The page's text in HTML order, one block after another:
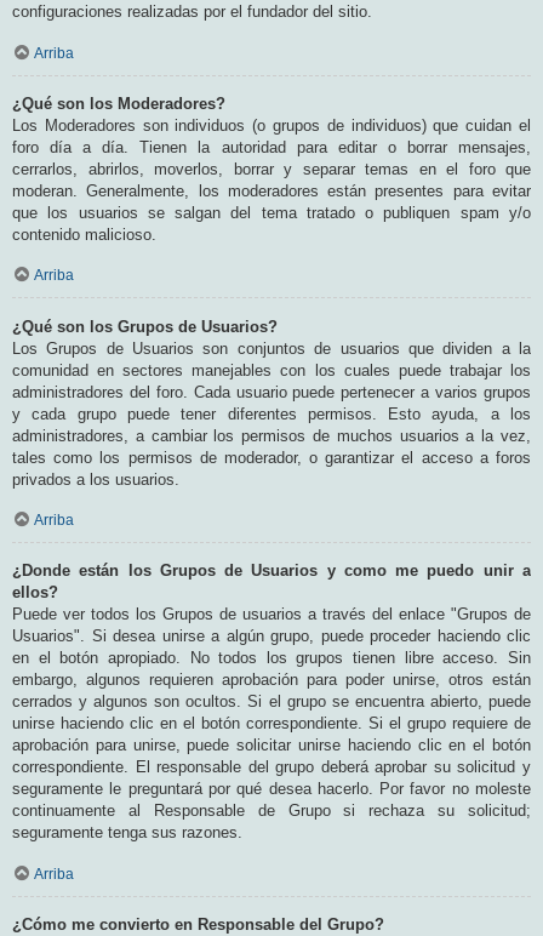
configuraciones realizadas por el fundador del sitio.
Arriba
¿Qué son los Moderadores?
Los Moderadores son individuos (o grupos de individuos) que cuidan el
foro día a día. Tienen la autoridad para editar o borrar mensajes,
cerrarlos, abrirlos, moverlos, borrar y separar temas en el foro que
moderan. Generalmente, los moderadores están presentes para evitar
que los usuarios se salgan del tema tratado o publiquen spam y/o
contenido malicioso.
Arriba
¿Qué son los Grupos de Usuarios?
Los Grupos de Usuarios son conjuntos de usuarios que dividen a la
comunidad en sectores manejables con los cuales puede trabajar los
administradores del foro. Cada usuario puede pertenecer a varios grupos
y cada grupo puede tener diferentes permisos. Esto ayuda, a los
administradores, a cambiar los permisos de muchos usuarios a la vez,
tales como los permisos de moderador, o garantizar el acceso a foros
privados a los usuarios.
Arriba
¿Donde están los Grupos de Usuarios y como me puedo unir a
ellos?
Puede ver todos los Grupos de usuarios a través del enlace "Grupos de
Usuarios". Si desea unirse a algún grupo, puede proceder haciendo clic
en el botón apropiado. No todos los grupos tienen libre acceso. Sin
embargo, algunos requieren aprobación para poder unirse, otros están
cerrados y algunos son ocultos. Si el grupo se encuentra abierto, puede
unirse haciendo clic en el botón correspondiente. Si el grupo requiere de
aprobación para unirse, puede solicitar unirse haciendo clic en el botón
correspondiente. El responsable del grupo deberá aprobar su solicitud y
seguramente le preguntará por qué desea hacerlo. Por favor no moleste
continuamente al Responsable de Grupo si rechaza su solicitud;
seguramente tenga sus razones.
Arriba
¿Cómo me convierto en Responsable del Grupo?